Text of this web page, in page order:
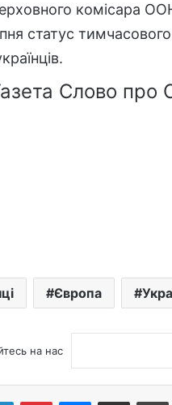
комісара
статус тимчасового
Слово про
Європа
на нас
Поділитися електронною поштою